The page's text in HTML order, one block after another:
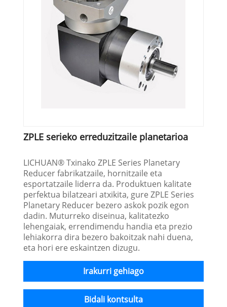
ZPLE serieko erreduzitzaile planetarioa
LICHUAN® Txinako ZPLE Series Planetary
Reducer fabrikatzaile, hornitzaile eta
esportatzaile liderra da. Produktuen kalitate
perfektua bilatzeari atxikita, gure ZPLE Series
Planetary Reducer bezero askok pozik egon
dadin. Muturreko diseinua, kalitatezko
lehengaiak, errendimendu handia eta prezio
lehiakorra dira bezero bakoitzak nahi duena,
eta hori ere eskaintzen dizugu.
Irakurri gehiago
Bidali kontsulta